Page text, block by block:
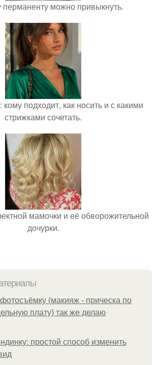
перманенту можно привыкнуть.
подходит, как носить и с какими
стрижками сочетать.
мамочки и её обворожительной
дочурки.
(макияж - прическа по
плату) так же делаю
простой способ изменить